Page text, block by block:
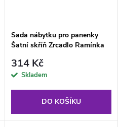
Sada nábytku pro panenky
Šatní skříň Zrcadlo Ramínka
314 Kč
Skladem
DO KOŠÍKU